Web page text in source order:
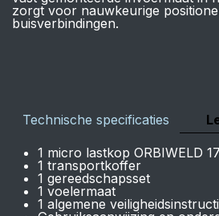
zorgt voor nauwkeurige
buisverbindingen.
Technische specificaties
1 micro lastkop ORBIWELD 17
1 transportkoffer
1 gereedschapsset
1 voelermaat
1 algemene